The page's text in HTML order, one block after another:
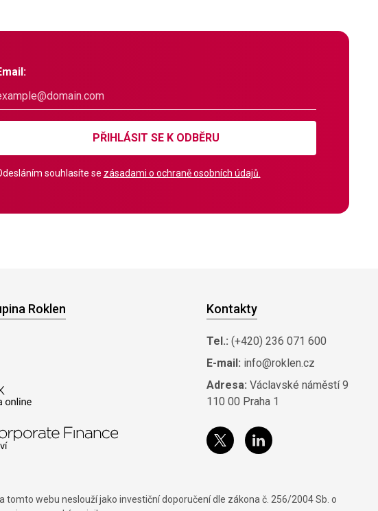
PŘIHLÁSIT SE K ODBĚRU
souhlasíte se zásadami o ochraně osobních údajů.
Roklen Kontakty
Tel.: (+420) 236 071 600
E-mail: info@roklen.cz
Adresa: Václavské náměstí 9
110 00 Praha 1
webu neslouží jako investiční doporučení dle zákona č. 256/2004 Sb. o